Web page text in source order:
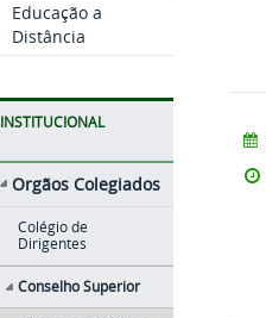
Educação a
Distância
INSTITUCIONAL
Orgãos Colegiados
Colégio de
Dirigentes
Conselho Superior